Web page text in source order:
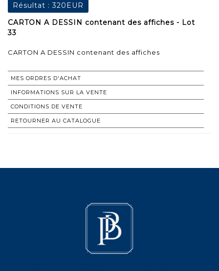
Résultat :320EUR
CARTON A DESSIN contenant des affiches - Lot
33
CARTON A DESSIN contenant des affiches
MES ORDRES D'ACHAT
INFORMATIONS SUR LA VENTE
CONDITIONS DE VENTE
RETOURNER AU CATALOGUE